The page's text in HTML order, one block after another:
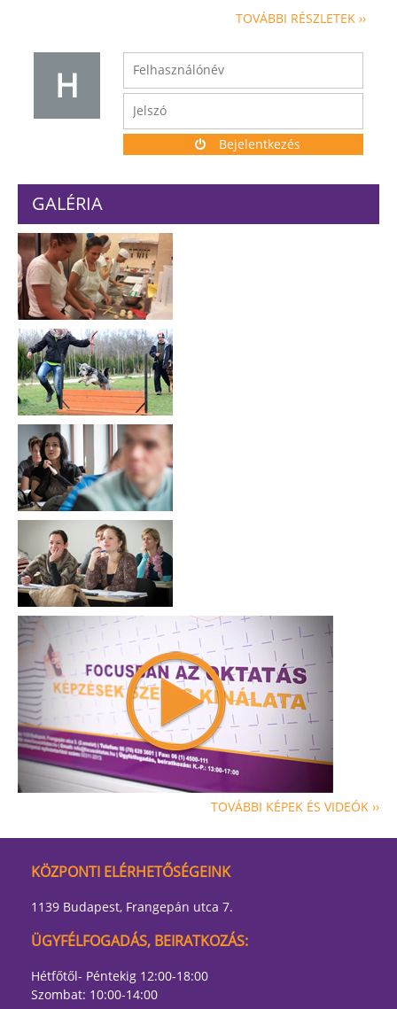
TOVÁBBI RÉSZLETEK ››
H
Bejelentkezés
GALÉRIA
TOVÁBBI KÉPEK ÉS VIDEÓK ››
KÖZPONTI ELÉRHETŐSÉGEINK
1139 Budapest, Frangepán utca 7.
ÜGYFÉLFOGADÁS, BEIRATKOZÁS:
Hétfőtől- Péntekig 12:00-18:00
Szombat: 10:00-14:00